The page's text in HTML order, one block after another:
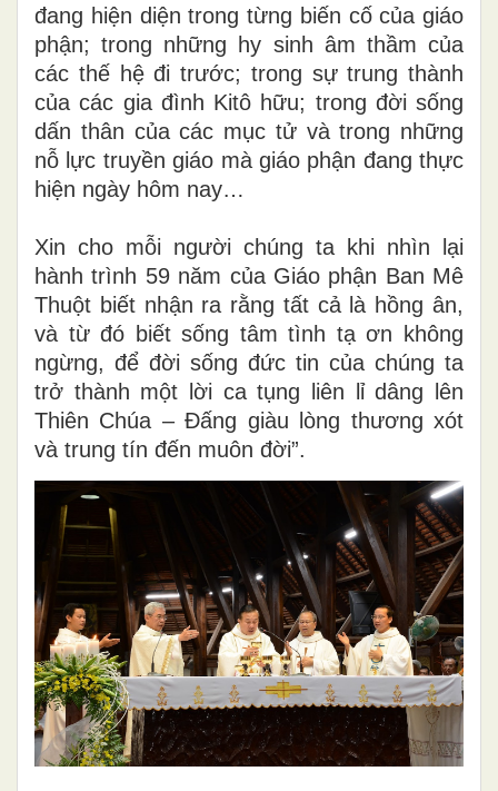
đang hiện diện trong từng biến cố của giáo
phận; trong những hy sinh âm thầm của
các thế hệ đi trước; trong sự trung thành
của các gia đình Kitô hữu; trong đời sống
dấn thân của các mục tử và trong những
nỗ lực truyền giáo mà giáo phận đang thực
hiện ngày hôm nay…
Xin cho mỗi người chúng ta khi nhìn lại
hành trình 59 năm của Giáo phận Ban Mê
Thuột biết nhận ra rằng tất cả là hồng ân,
và từ đó biết sống tâm tình tạ ơn không
ngừng, để đời sống đức tin của chúng ta
trở thành một lời ca tụng liên lỉ dâng lên
Thiên Chúa – Đấng giàu lòng thương xót
và trung tín đến muôn đời”.